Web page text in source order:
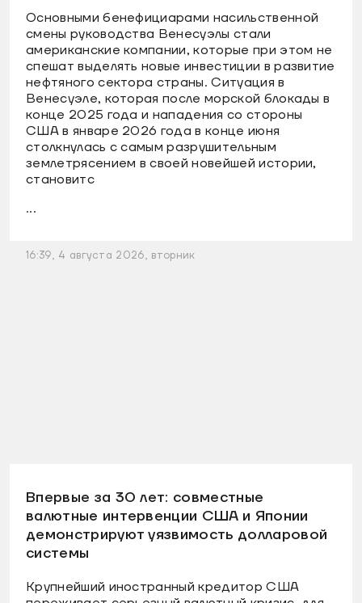
Основными бенефициарами насильственной
смены руководства Венесуэлы стали
американские компании, которые при этом не
спешат выделять новые инвестиции в развитие
нефтяного сектора страны. Ситуация в
Венесуэле, которая после морской блокады в
конце 2025 года и нападения со стороны
США в январе 2026 года в конце июня
столкнулась с самым разрушительным
землетрясением в своей новейшей истории,
становитс
...
16:39, 4 августа 2026, вторник
Впервые за 30 лет: совместные
валютные интервенции США и Японии
демонстрируют уязвимость долларовой
системы
Крупнейший иностранный кредитор США